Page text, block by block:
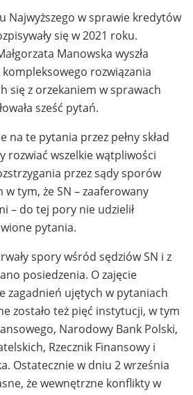
Najwyższego w sprawie kredytów
się w 2021 roku.
Manowska wyszła
rozwiązania
się z orzekaniem w sprawach
sześć pytań.
na te pytania przez pełny skład
rozwiać wszelkie wątpliwości
przez sądy sporów
tym, że SN – zaaferowany
– do tej pory nie udzielił
pytania.
spory wśród sędziów SN i z
posiedzenia. O zajęcie
zagadnień ujętych w pytaniach
zostało też pięć instytucji, w tym
Narodowy Bank Polski,
Rzecznik Finansowy i
Ostatecznie w dniu 2 września
że wewnętrzne konflikty w